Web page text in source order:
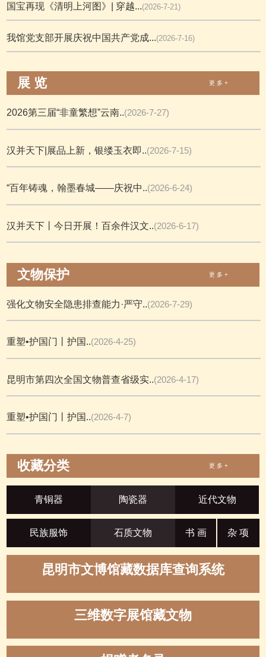
国宝再现《清明上河图》| 穿越...(2026-7-21)
我馆党支部开展庆祝中国共产党成...(2026-7-16)
展 览 更 多 +
2026第三届“非童繁想”云南..(2026-7-27)
汉并天下|展品上新，银缕玉衣即..(2026-7-15)
“百年铸魂，翰墨春城——庆祝中..(2026-6-24)
汉并天下丨今日开展！百余件汉文..(2026-6-17)
文物保护 更 多 +
强化文物安全隐患排查能力·严守..(2026-7-29)
重塑•护国门丨护国..(2026-4-25)
昆明市第四次全国文物普查省级实..(2026-4-17)
重塑•护国门丨护国..(2026-4-7)
收藏分类 更 多 +
青铜器 陶瓷器 近代文物
民族服饰 石质文物 书 画 杂 项
昆明市文博馆藏数据库查询系统
三维数字展馆藏文物